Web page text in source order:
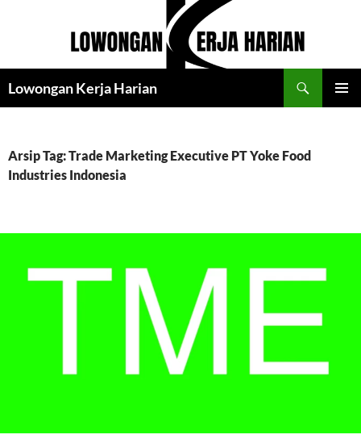
Lowongan Kerja Harian
Arsip Tag: Trade Marketing Executive PT Yoke Food
Industries Indonesia